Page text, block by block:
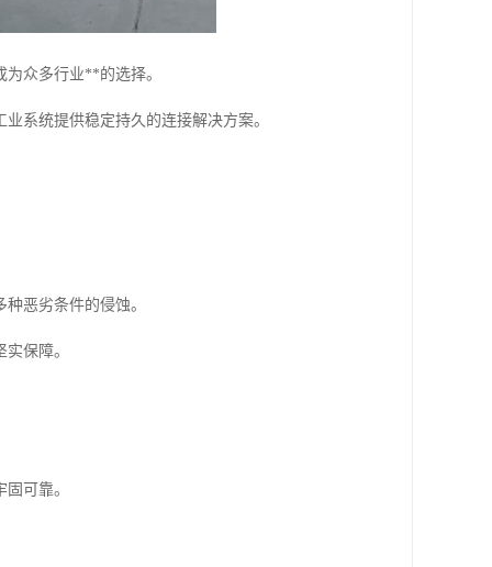
众多行业**的选择。
系统提供稳定持久的连接解决方案。
恶劣条件的侵蚀。
保障。
可靠。